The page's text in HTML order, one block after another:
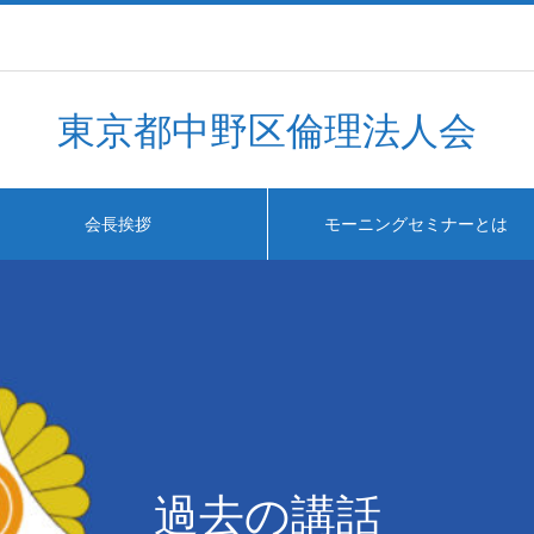
東京都中野区倫理法人会
会長挨拶 モーニングセミナーとは
過去の講話